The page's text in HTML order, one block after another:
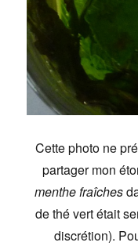
Cette photo ne
partager mon
menthe fraîches
de thé vert était
discrétion).